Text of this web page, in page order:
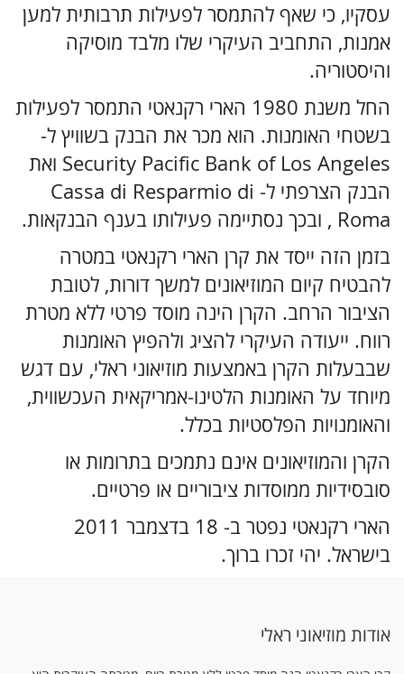
עסקיו, כי שאף להתמסר לפעילות תרבותית למען
אמנות, התחביב העיקרי שלו מלבד מוסיקה
והיסטוריה.
החל משנת 1980 הארי רקנאטי התמסר לפעילות
בשטחי האומנות. הוא מכר את הבנק בשוויץ ל-
Security Pacific Bank of Los Angeles ואת
הבנק הצרפתי ל- Cassa di Resparmio di
Roma , ובכך נסתיימה פעילותו בענף הבנקאות.
בזמן הזה ייסד את קרן הארי רקנאטי במטרה
להבטיח קיום המוזיאונים למשך דורות, לטובת
הציבור הרחב. הקרן הינה מוסד פרטי ללא מטרת
רווח. ייעודה העיקרי להציג ולהפיץ האומנות
שבבעלות הקרן באמצעות מוזיאוני ראלי, עם דגש
מיוחד על האומנות הלטינו-אמריקאית העכשווית,
והאומנויות הפלסטיות בכלל.
הקרן והמוזיאונים אינם נתמכים בתרומות או
סובסידיות ממוסדות ציבוריים או פרטיים.
הארי רקנאטי נפטר ב- 18 בדצמבר 2011
בישראל. יהי זכרו ברוך.
אודות מוזיאוני ראלי